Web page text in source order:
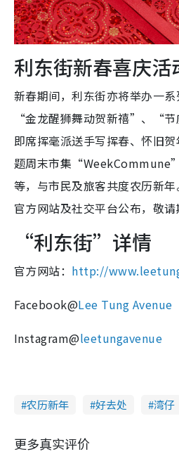
利东街新春喜庆活
新春期间，利东街亦将举办一
“金龙醒狮舞动贺新禧”、“
即席挥毫派送手写挥春、怀旧
题周末市集
等，与市民及旅客共度农历新
官方网站及社交平台公布，敬请
“利东街”详情
官方网站： http://
Facebook@Lee Tung Avenue
Instagram@leetungavenue
农历新年 好去处 湾仔
更多真实评价